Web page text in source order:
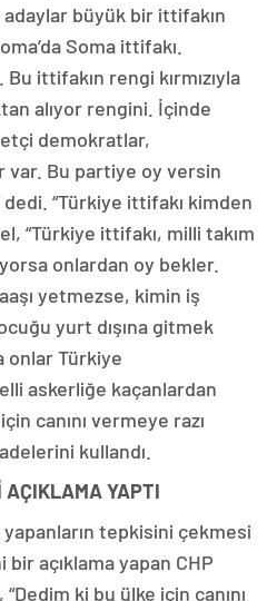
adaylar büyük bir ittifakın
Soma ittifakı.
ittifakın rengi kırmızıyla
alıyor rengini. İçinde
demokratlar,
var. Bu partiye oy versin
dedi. “Türkiye ittifakı kimden
“Türkiye ittifakı, milli takım
onlardan oy bekler.
yetmezse, kimin iş
yurt dışına gitmek
onlar Türkiye
askerliğe kaçanlardan
canını vermeye razı
kullandı.
AÇIKLAMA YAPTI
tepkisini çekmesi
açıklama yapan CHP
ki bu ülke için canını